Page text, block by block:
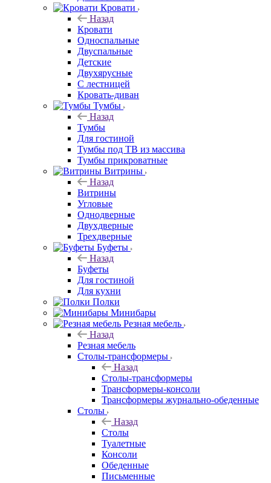
Кровати
Назад
Кровати
Односпальные
Двуспальные
Детские
Двухярусные
С лестницей
Кровать-диван
Тумбы
Назад
Тумбы
Для гостиной
Тумбы под ТВ из массива
Тумбы прикроватные
Витрины
Назад
Витрины
Угловые
Однодверные
Двухдверные
Трехдверные
Буфеты
Назад
Буфеты
Для гостиной
Для кухни
Полки
Минибары
Резная мебель
Назад
Резная мебель
Столы-трансформеры
Назад
Столы-трансформеры
Трансформеры-консоли
Трансформеры журнально-обеденные
Столы
Назад
Столы
Туалетные
Консоли
Обеденные
Письменные